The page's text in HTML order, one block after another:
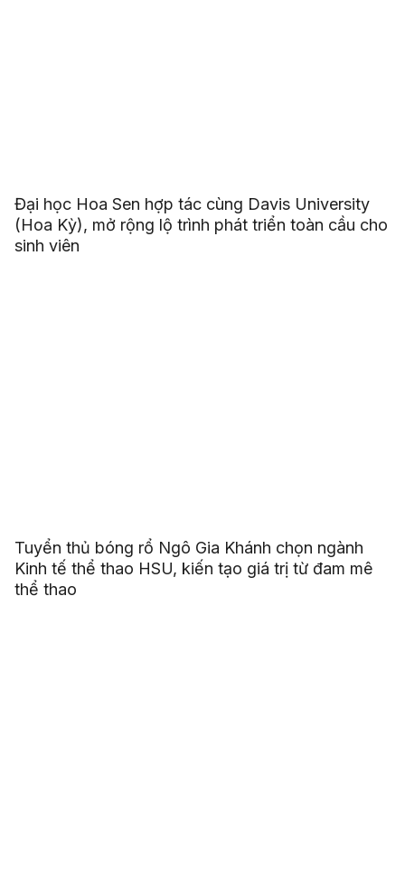
Đại học Hoa Sen hợp tác cùng Davis University
(Hoa Kỳ), mở rộng lộ trình phát triển toàn cầu cho
sinh viên
Tuyển thủ bóng rổ Ngô Gia Khánh chọn ngành
Kinh tế thể thao HSU, kiến tạo giá trị từ đam mê
thể thao